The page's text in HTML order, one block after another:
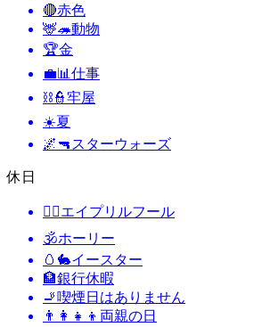
🔴赤色
🦌🦔動物
🏆金
💼📊 仕事
⛓️👮牢屋
☀️夏
🌌🔫 スターウォーズ
休日
🙆‍♂️エイプリルフール
🕉ホーリー
🥚🐇イースター
🏦銀行休暇
🚬 喫煙日はありません
👨‍👩‍👧‍👦 両親の日